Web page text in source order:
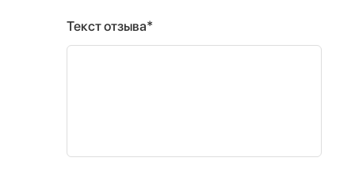
Текст отзыва*